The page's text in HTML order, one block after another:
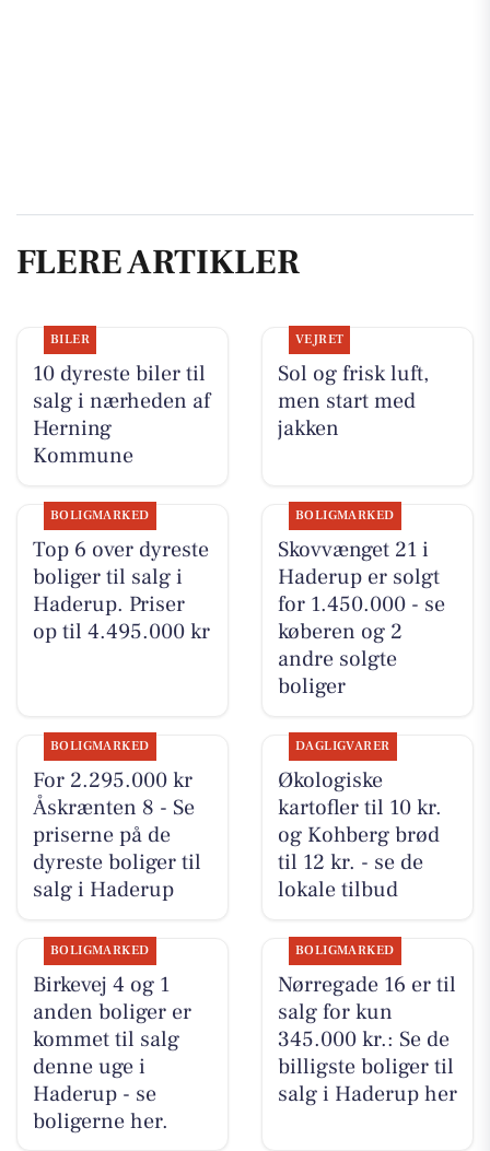
FLERE ARTIKLER
BILER
10 dyreste biler til
salg i nærheden af
Herning
Kommune
VEJRET
Sol og frisk luft,
men start med
jakken
BOLIGMARKED
Top 6 over dyreste
boliger til salg i
Haderup. Priser
op til 4.495.000 kr
BOLIGMARKED
Skovvænget 21 i
Haderup er solgt
for 1.450.000 - se
køberen og 2
andre solgte
boliger
BOLIGMARKED
For 2.295.000 kr
Åskrænten 8 - Se
priserne på de
dyreste boliger til
salg i Haderup
DAGLIGVARER
Økologiske
kartofler til 10 kr.
og Kohberg brød
til 12 kr. - se de
lokale tilbud
BOLIGMARKED
Birkevej 4 og 1
anden boliger er
kommet til salg
denne uge i
Haderup - se
boligerne her.
BOLIGMARKED
Nørregade 16 er til
salg for kun
345.000 kr.: Se de
billigste boliger til
salg i Haderup her